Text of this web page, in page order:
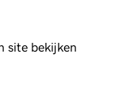
site bekijken